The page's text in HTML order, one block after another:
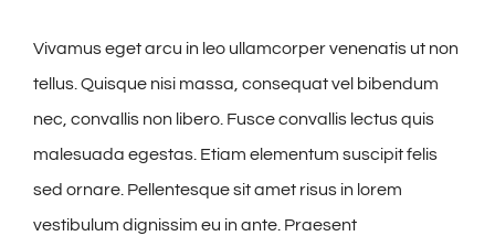
Vivamus eget arcu in leo ullamcorper venenatis ut non
tellus. Quisque nisi massa, consequat vel bibendum
nec, convallis non libero. Fusce convallis lectus quis
malesuada egestas. Etiam elementum suscipit felis
sed ornare. Pellentesque sit amet risus in lorem
vestibulum dignissim eu in ante. Praesent